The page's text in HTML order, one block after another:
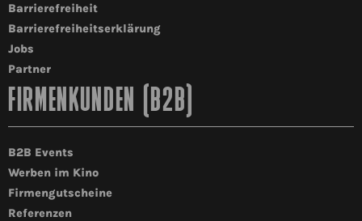
Barrierefreiheit
Barrierefreiheitserklärung
Jobs
Partner
FIRMENKUNDEN (B2B)
B2B Events
Werben im Kino
Firmengutscheine
Referenzen